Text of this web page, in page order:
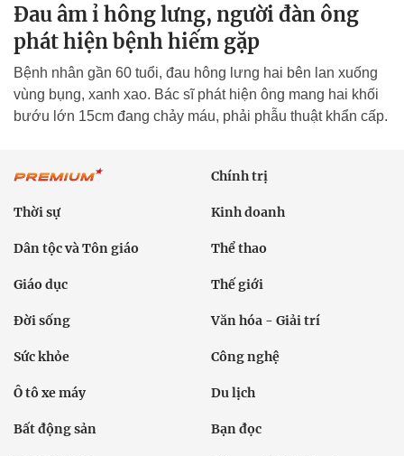
Đau âm ỉ hông lưng, người đàn ông
phát hiện bệnh hiếm gặp
Bệnh nhân gần 60 tuổi, đau hông lưng hai bên lan xuống
vùng bụng, xanh xao. Bác sĩ phát hiện ông mang hai khối
bướu lớn 15cm đang chảy máu, phải phẫu thuật khẩn cấp.
Chính trị
Thời sự Kinh doanh
Dân tộc và Tôn giáo Thể thao
Giáo dục Thế giới
Đời sống Văn hóa - Giải trí
Sức khỏe Công nghệ
Ô tô xe máy Du lịch
Bất động sản Bạn đọc